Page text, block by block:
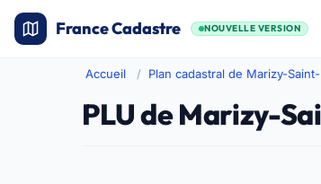
France Cadastre NOUVELLE VERSION
Accueil Plan cadastral de Marizy-
PLU de Marizy-